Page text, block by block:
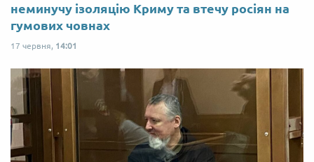
неминучу ізоляцію Криму та втечу росіян на
гумових човнах
17 червня, 14:01